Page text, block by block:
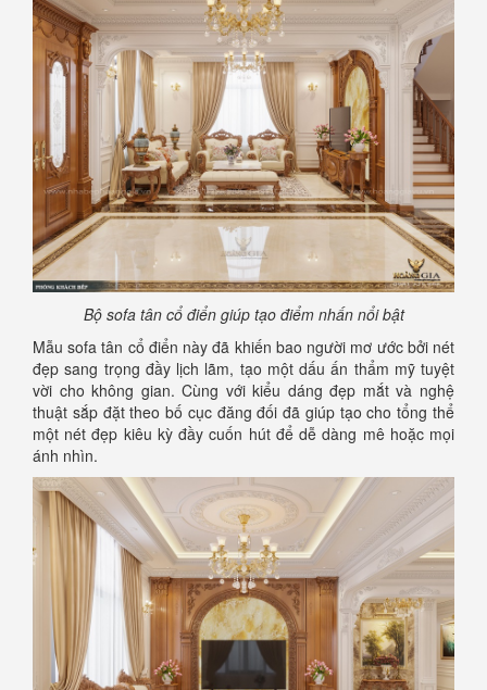
Bộ sofa tân cổ điển giúp tạo điểm nhấn nổi bật
Mẫu sofa tân cổ điển này đã khiến bao người mơ ước bởi nét
đẹp sang trọng đầy lịch lãm, tạo một dấu ấn thẩm mỹ tuyệt
vời cho không gian. Cùng với kiểu dáng đẹp mắt và nghệ
thuật sắp đặt theo bố cục đăng đối đã giúp tạo cho tổng thể
một nét đẹp kiêu kỳ đầy cuốn hút để dễ dàng mê hoặc mọi
ánh nhìn.